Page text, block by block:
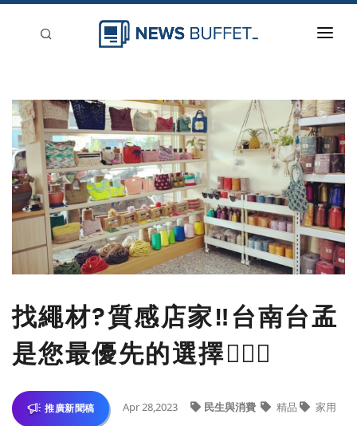
新聞稿分類
登入
刊登
找繩材?質感店家‼️台南台孟
是您最優先的選擇💁🏻‍♀️
推廣新聞稿 Apr 28,2023 民生與消費 精品 家用